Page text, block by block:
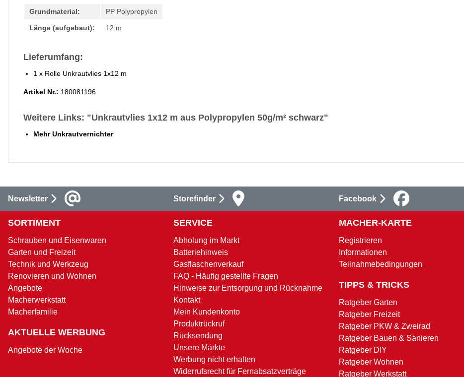
Grundmaterial: PP Polypropylen
Länge (aufgebaut): 12 m
Lieferumfang:
1 x Rolle Unkrautvlies 1x12 m
Artikel Nr.: 180081196
Weitere Links: "Unkrautvlies 1x12 m aus Polypropylen 50g/m² schwarz"
Mehr Unkrautvernichter
Newsletter Storefinder Facebook
SORTIMENT
Schrauben und Eisenwaren
Garten und Freizeit
Technik und Werkzeug
Renovieren und Wohnen
Angebote
Macherwerkstatt
Macherfamilie
AKTUELLE WERBUNG
Angebote der Woche
SERVICE
Abholung im Markt
Batteriehinweis
Gasflaschenverkauf
FAQ - Häufig gestellte Fragen
Hinweise zur Entsorgung und Rücknahme
Kontakt
Mein Kundenkonto
Produktrückruf
Rücksendung
Unsere Märkte
Werbung nicht erhalten
Widerrufsrecht für Fernabsatzverträge
MACHER-KARTE
Registrieren
Informationen
Teilnahmebedingungen
TIPPS & TRICKS
Ratgeber Garten
Ratgeber Freizeit
Ratgeber PKW & Zweirad
Ratgeber Bauen & Sanieren
Ratgeber DIY
Ratgeber Wohnen
Ratgeber Werkstatt